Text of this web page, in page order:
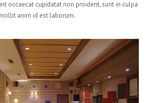
occaecat cupidatat non proident, sunt in culpa
anim id est laborum.